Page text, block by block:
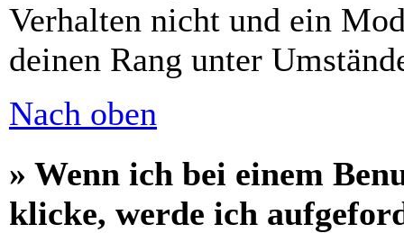
Verhalten nicht und ein
deinen Rang unter
Nach oben
» Wenn ich bei einem
klicke, werde ich